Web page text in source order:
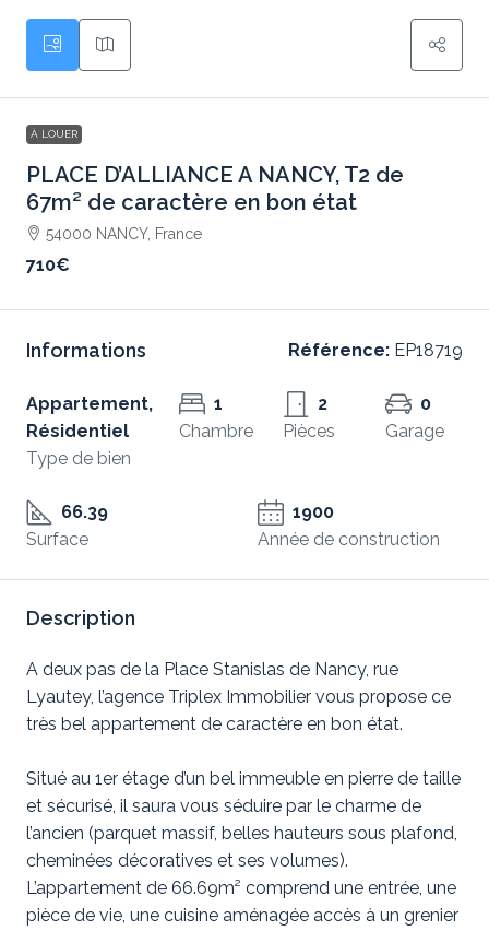
À LOUER
PLACE D’ALLIANCE A NANCY, T2 de
67m² de caractère en bon état
54000 NANCY, France
710€
Informations Référence: EP18719
Appartement,
Résidentiel
Type de bien
1
Chambre
2
Pièces
0
Garage
66.39
Surface
1900
Année de construction
Description
A deux pas de la Place Stanislas de Nancy, rue
Lyautey, l’agence Triplex Immobilier vous propose ce
très bel appartement de caractère en bon état.
Situé au 1er étage d’un bel immeuble en pierre de taille
et sécurisé, il saura vous séduire par le charme de
l’ancien (parquet massif, belles hauteurs sous plafond,
cheminées décoratives et ses volumes).
L’appartement de 66.69m² comprend une entrée, une
pièce de vie, une cuisine aménagée accès à un grenier